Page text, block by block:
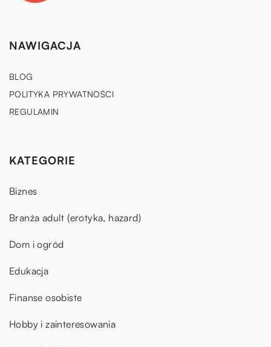
NAWIGACJA
BLOG
POLITYKA PRYWATNOŚCI
REGULAMIN
KATEGORIE
Biznes
Branża adult (erotyka, hazard)
Dom i ogród
Edukacja
Finanse osobiste
Hobby i zainteresowania